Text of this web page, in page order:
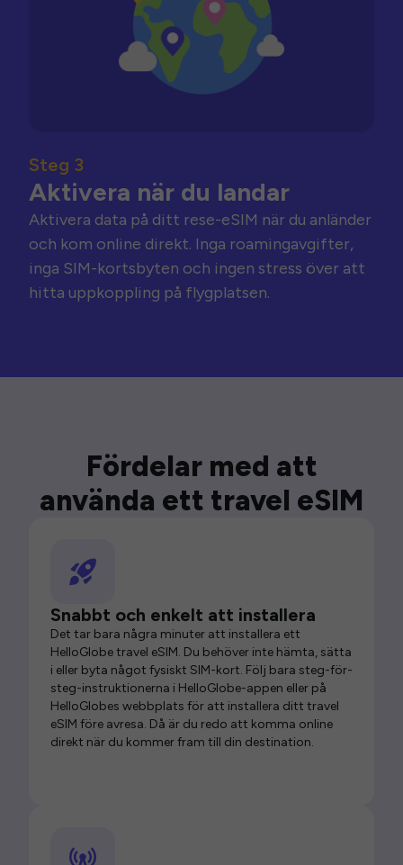
Steg 3
Aktivera när du landar
Aktivera data på ditt rese-eSIM när du anländer
och kom online direkt. Inga roamingavgifter,
inga SIM-kortsbyten och ingen stress över att
hitta uppkoppling på flygplatsen.
Fördelar med att
använda ett travel eSIM
Snabbt och enkelt att installera
Det tar bara några minuter att installera ett
HelloGlobe travel eSIM. Du behöver inte hämta, sätta
i eller byta något fysiskt SIM-kort. Följ bara steg-för-
steg-instruktionerna i HelloGlobe-appen eller på
HelloGlobes webbplats för att installera ditt travel
eSIM före avresa. Då är du redo att komma online
direkt när du kommer fram till din destination.